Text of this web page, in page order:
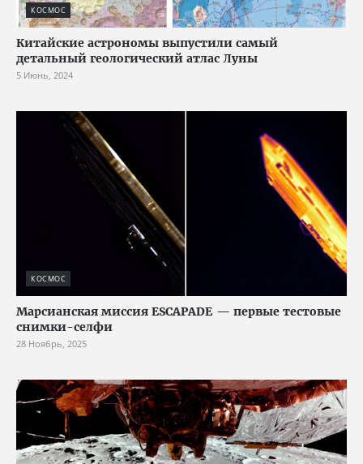
КОСМОС
Китайские астрономы выпустили самый
детальный геологический атлас Луны
5 Июнь, 2024
КОСМОС
Марсианская миссия ESCAPADE — первые тестовые
снимки-селфи
28 Ноябрь, 2025